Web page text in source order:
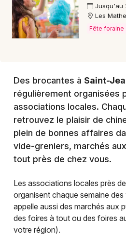
Jusqu'au
Les
Fête foraine
Des brocantes à Saint-
régulièrement organisées
associations locales.
retrouvez le plaisir de
plein de bonnes affaires
vide-greniers, marchés
tout près de chez vous.
Les associations locales près
organisent chaque semaine
appelle aussi des marchés aux
des foires à tout ou des foires
votre région).